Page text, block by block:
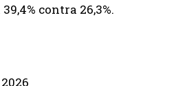
contra 26,3%.